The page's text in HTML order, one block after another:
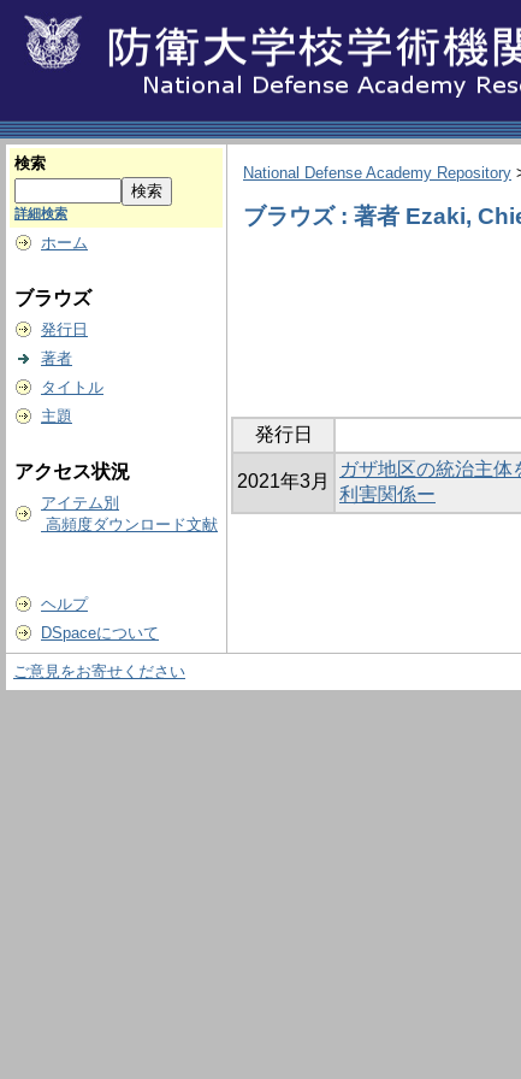
検索
詳細検索
ホーム
ブラウズ
発行日
著者
タイトル
主題
アクセス状況
アイテム別
高頻度ダウンロード文献
ヘルプ
DSpaceについて
National Defense Academy Repository
ブラウズ : 著者 Ezaki,
発行日
2021年3月
ガザ地区の統治主
利害関係ー
ご意見をお寄せください